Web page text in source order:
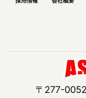
〒277-